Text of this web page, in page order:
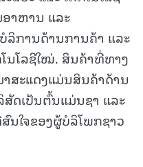
າຫານ ແລະ
ການດ້ານການຄ້າ ແລະ
ນໂລຊີໃໝ່. ສິນຄ້າທີ່ທາງ
ສະແດງແມ່ນສິນຄ້າດ້ານ
ດເປັນຕົ້ນແມ່ນຊາ ແລະ
ນໃຈຂອງຜູ້ບໍລິໂພກຊາວ